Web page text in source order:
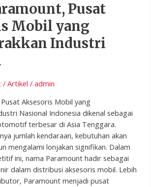
Pusat
Mobil yang
Industri
/Artikel /admin
Aksesoris Mobil yang
Nasional Indonesia dikenal sebagai
terbesar di Asia Tenggara.
jumlah kendaraan, kebutuhan akan
mengalami lonjakan signifikan. Dalam
ini, nama Paramount hadir sebagai
dalam distribusi aksesoris mobil. Lebih
Paramount menjadi pusat